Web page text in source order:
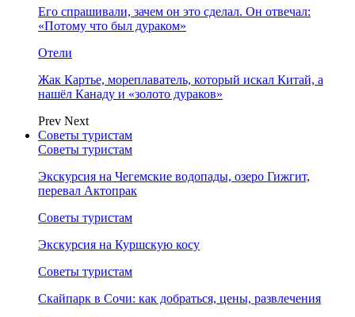
Его спрашивали, зачем он это сделал. Он отвечал:
«Потому что был дураком»
Отели
Жак Картье, мореплаватель, который искал Китай, а
нашёл Канаду и «золото дураков»
Prev Next
Советы туристам
Советы туристам
Экскурсия на Чегемские водопады, озеро Гижгит,
перевал Актопрак
Советы туристам
Экскурсия на Куршскую косу
Советы туристам
Скайпарк в Сочи: как добраться, цены, развлечения